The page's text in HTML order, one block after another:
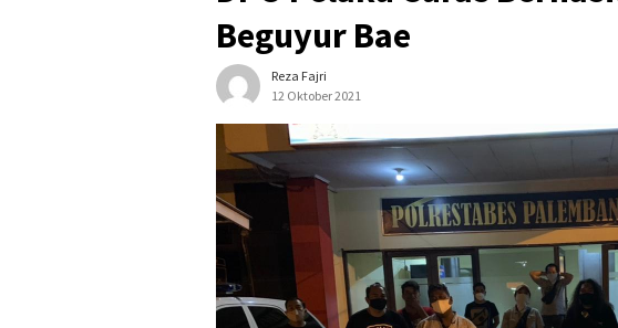
Beguyur Bae
Reza Fajri
12 Oktober 2021